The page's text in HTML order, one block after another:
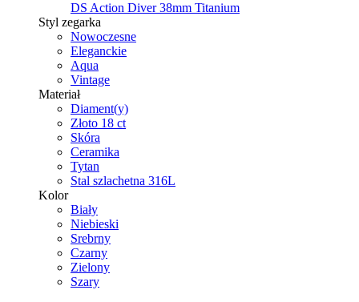
DS Action Diver 38mm Titanium
Styl zegarka
Nowoczesne
Eleganckie
Aqua
Vintage
Materiał
Diament(y)
Złoto 18 ct
Skóra
Ceramika
Tytan
Stal szlachetna 316L
Kolor
Biały
Niebieski
Srebrny
Czarny
Zielony
Szary